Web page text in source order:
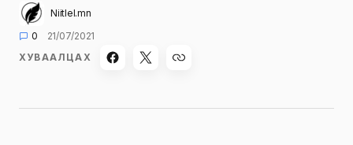
Niitlel.mn
0
21/07/2021
ХУВААЛЦАХ